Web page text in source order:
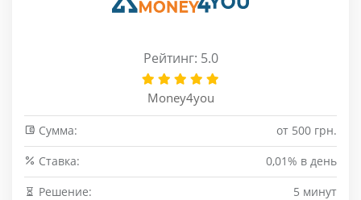
Рейтинг: 5.0
Money4you
Сумма:
от 500 грн.
Cтавка:
0,01% в день
Решение:
5 минут